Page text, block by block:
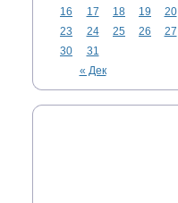
« Дек
16
17 18 19 20
23
24 25 26 27
30
31